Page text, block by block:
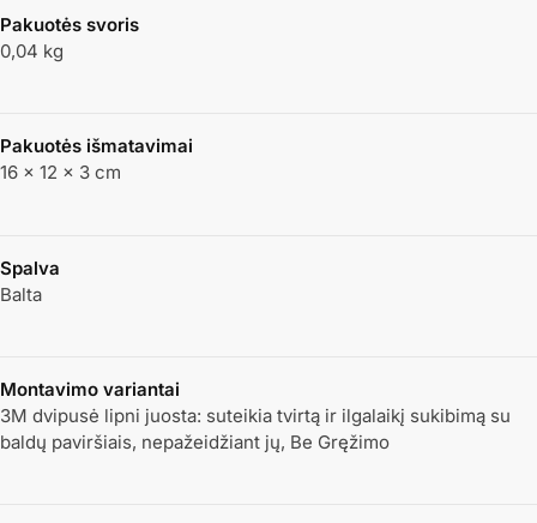
Pakuotės svoris
0,04 kg
Pakuotės išmatavimai
16 × 12 × 3 cm
Spalva
Balta
Montavimo variantai
3M dvipusė lipni juosta: suteikia tvirtą ir ilgalaikį sukibimą su
baldų paviršiais, nepažeidžiant jų, Be Gręžimo